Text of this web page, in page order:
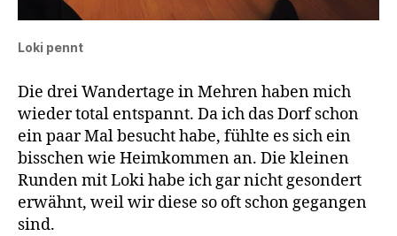
Loki pennt
Die drei Wandertage in Mehren haben mich
wieder total entspannt. Da ich das Dorf schon
ein paar Mal besucht habe, fühlte es sich ein
bisschen wie Heimkommen an. Die kleinen
Runden mit Loki habe ich gar nicht gesondert
erwähnt, weil wir diese so oft schon gegangen
sind.